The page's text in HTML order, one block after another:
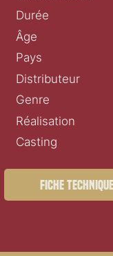
Durée
Âge
Pays
Distributeur
Genre
Réalisation
Casting
Fiche technique